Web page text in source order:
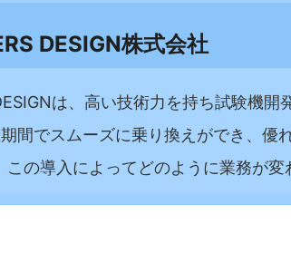
DESIGN株式会社
は、高い技術力を持ち試験機
間でスムーズに乗り換えができ、優
この導入によってどのように業務が変